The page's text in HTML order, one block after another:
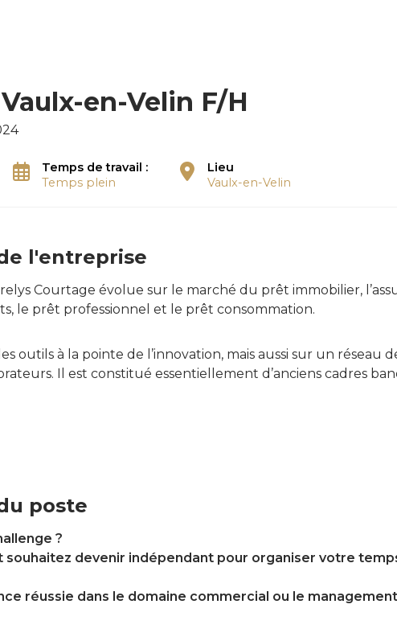
en-Velin F/H
Temps de travail :
Temps plein
Lieu
Vaulx-en-Velin
l'entreprise
Courtage évolue sur le marché du prêt immobilier,
le prêt professionnel et le prêt consommation.
outils à la pointe de l’innovation, mais aussi sur un réseau
Il est constitué essentiellement d’anciens cadres
poste
?
souhaitez devenir indépendant pour organiser votre
réussie dans le domaine commercial ou le